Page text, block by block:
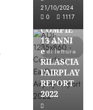
21/10/2024
0
1117
2 minuti
di lettura
Partnership
EARONE
COMPIE
13 ANNI
e
RILASCIA
l’AIRPLAY
REPORT
2022